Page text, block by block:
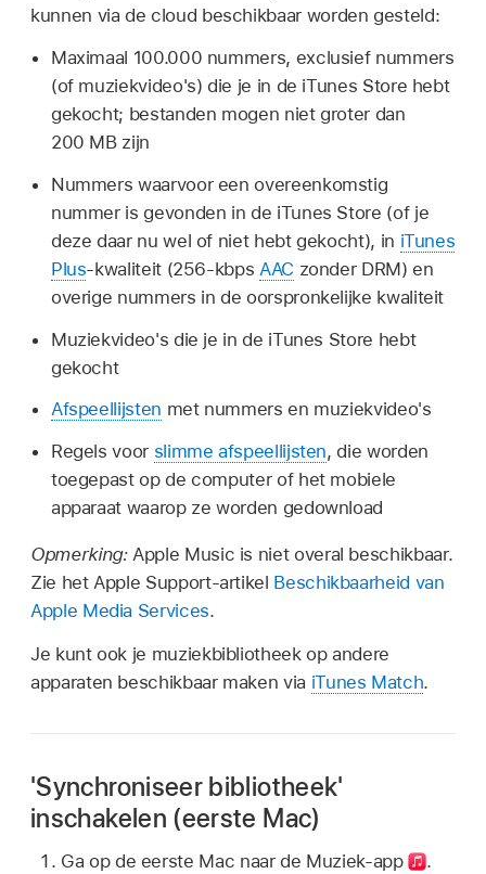
kunnen via de cloud beschikbaar worden gesteld:
Maximaal 100.000 nummers, exclusief nummers
(of muziekvideo's) die je in de iTunes Store hebt
gekocht; bestanden mogen niet groter dan
200 MB zijn
Nummers waarvoor een overeenkomstig
nummer is gevonden in de iTunes Store (of je
deze daar nu wel of niet hebt gekocht), in iTunes
Plus-kwaliteit (256-kbps AAC zonder DRM) en
overige nummers in de oorspronkelijke kwaliteit
Muziekvideo's die je in de iTunes Store hebt
gekocht
Afspeellijsten met nummers en muziekvideo's
Regels voor slimme afspeellijsten, die worden
toegepast op de computer of het mobiele
apparaat waarop ze worden gedownload
Opmerking:Apple Music is niet overal beschikbaar.
Zie het Apple Support-artikel Beschikbaarheid van
Apple Media Services.
Je kunt ook je muziekbibliotheek op andere
apparaten beschikbaar maken via iTunes Match.
'Synchroniseer bibliotheek'
inschakelen (eerste Mac)
Ga op de eerste Mac naar de Muziek-app
.